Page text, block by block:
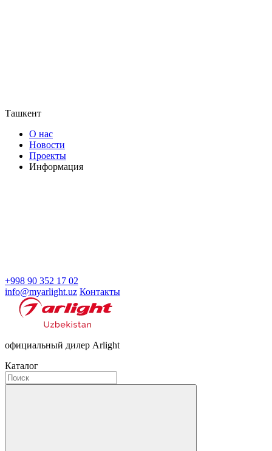
Ташкент
О нас
Новости
Проекты
Информация
+998 90 352 17 02
info@myarlight.uz Контакты
официальный дилер Arlight
Каталог